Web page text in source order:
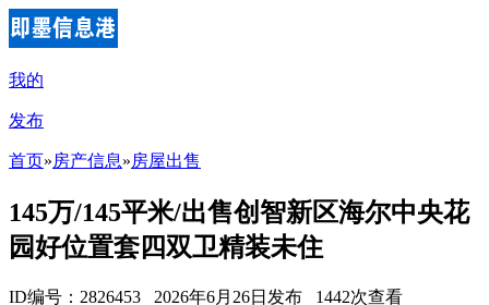
我的
发布
首页»房产信息»房屋出售
145万/145平米/出售创智新区海尔中央花
园好位置套四双卫精装未住
ID编号：2826453 2026年6月26日发布 1442次查看